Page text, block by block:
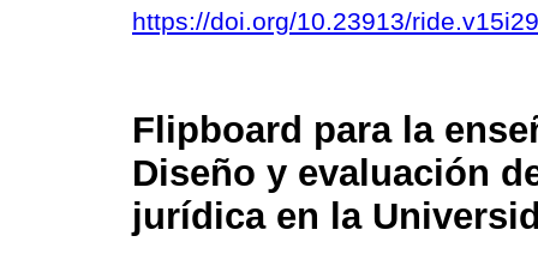
https://doi.org/10.23913/
Flipboard para la
Diseño y evaluación
jurídica en la